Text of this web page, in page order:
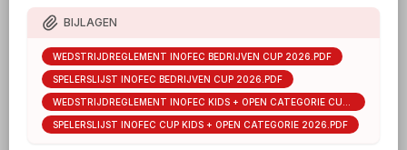
BIJLAGEN
WEDSTRIJDREGLEMENT INOFEC BEDRIJVEN CUP 2026.PDF
SPELERSLIJST INOFEC BEDRIJVEN CUP 2026.PDF
SPELERSLIJST INOFEC CUP KIDS + OPEN CATEGORIE 2026.PDF